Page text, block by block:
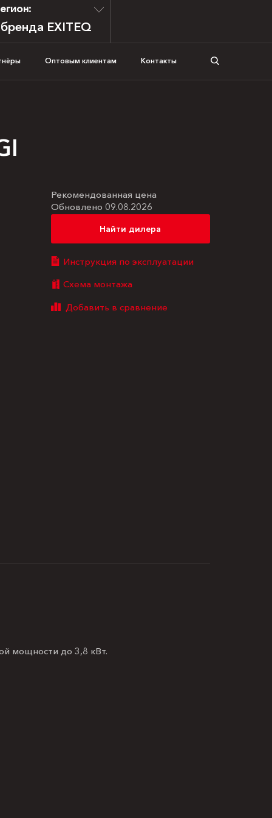
EXITEQ
Оптовым клиентам Контакты
Рекомендованная цена
Обновлено 09.08.2026
Найти дилера
Инструкция по эксплуатации
Схема монтажа
мощности до 3,8 кВт.